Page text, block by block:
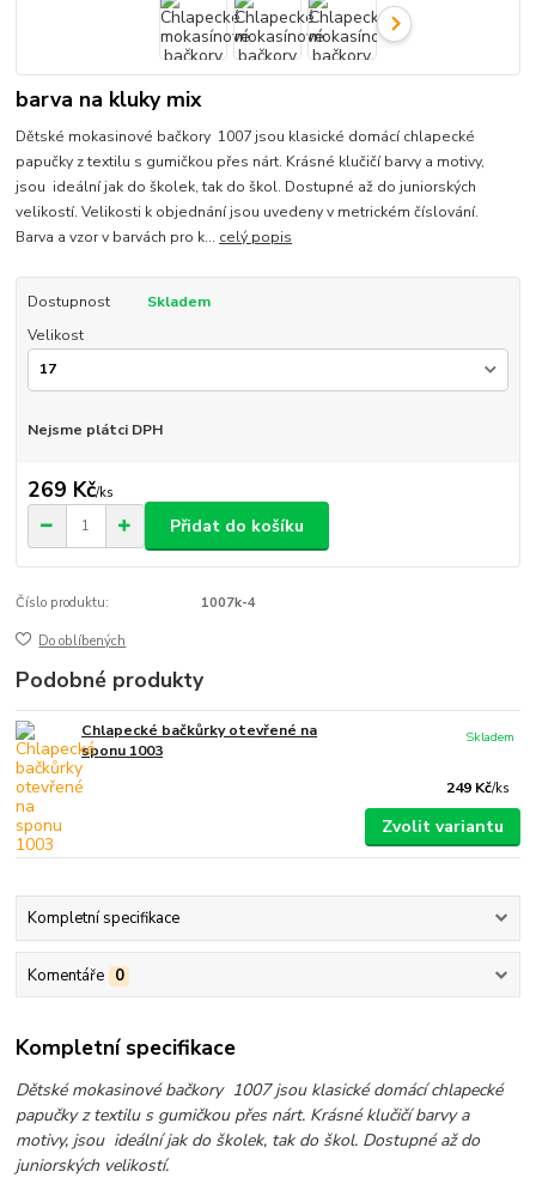
barva na kluky mix
Dětské mokasinové bačkory 1007 jsou klasické domácí chlapecké
papučky z textilu s gumičkou přes nárt. Krásné klučičí barvy a motivy,
jsou ideální jak do školek, tak do škol. Dostupné až do juniorských
velikostí. Velikosti k objednání jsou uvedeny v metrickém číslování.
Barva a vzor v barvách pro k... celý popis
Dostupnost
Skladem
Velikost
Nejsme plátci DPH
269 Kč/ks
Přidat do košíku
Číslo produktu: 1007k-4
Do oblíbených
Podobné produkty
Chlapecké bačkůrky otevřené na
sponu 1003
249 Kč/ks
Skladem
Zvolit variantu
Kompletní specifikace
Komentáře 0
Kompletní specifikace
Dětské mokasinové bačkory 1007 jsou klasické domácí chlapecké
papučky z textilu s gumičkou přes nárt. Krásné klučičí barvy a
motivy, jsou ideální jak do školek, tak do škol. Dostupné až do
juniorských velikostí.